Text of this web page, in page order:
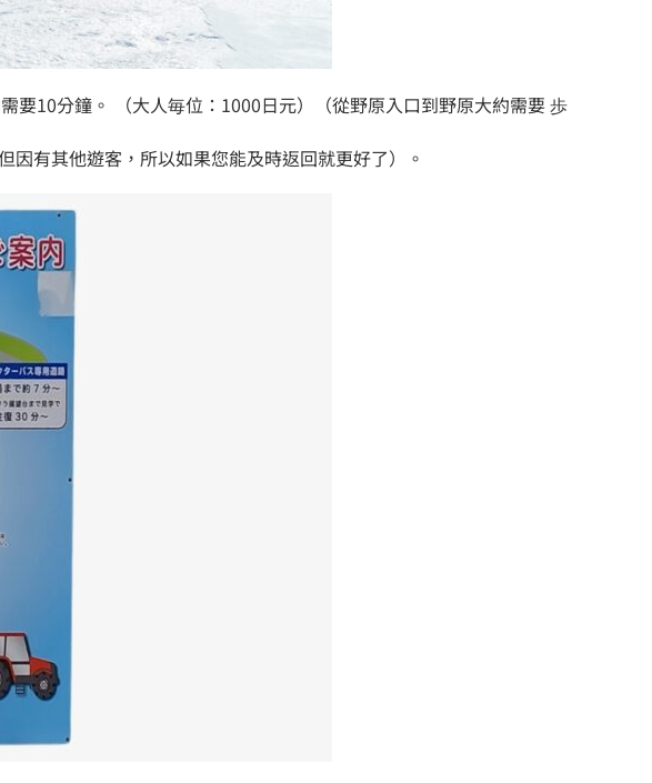
10分鐘。 （大人毎位：1000日元）（從野原入口到野原大約需要 歩
有其他遊客，所以如果您能及時返回就更好了）。